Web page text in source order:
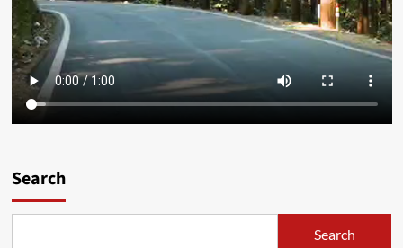
Search
Search